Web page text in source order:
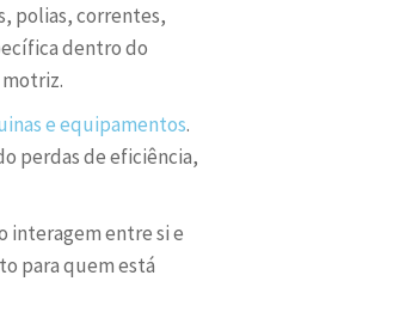
polias, correntes,
dentro do
e equipamentos.
perdas de eficiência,
interagem entre si e
para quem está